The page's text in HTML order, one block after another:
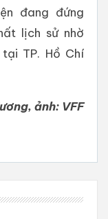
đang đứng
lịch sử nhờ
TP. Hồ Chí
ảnh: VFF